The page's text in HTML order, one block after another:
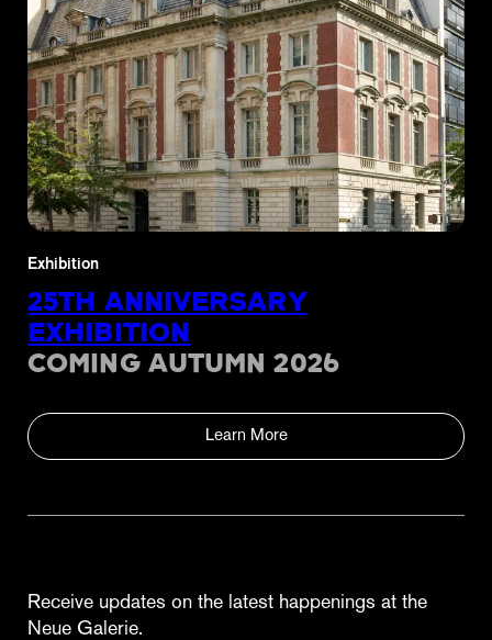
Receive updates on the latest happenings at the
Neue Galerie.
Exhibition
25TH ANNIVERSARY
EXHIBITION
COMING AUTUMN 2026
Learn More